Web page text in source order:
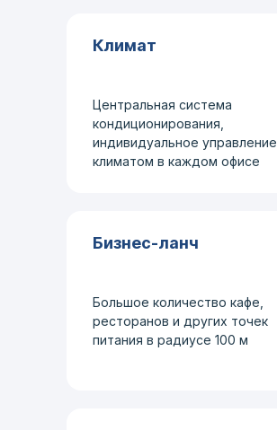
Бизнес-ланч
Большое количество кафе,
ресторанов и других точек
питания в радиусе 100 м
Центральная система
кондиционирования,
индивидуальное управление
климатом в каждом офисе
Климат